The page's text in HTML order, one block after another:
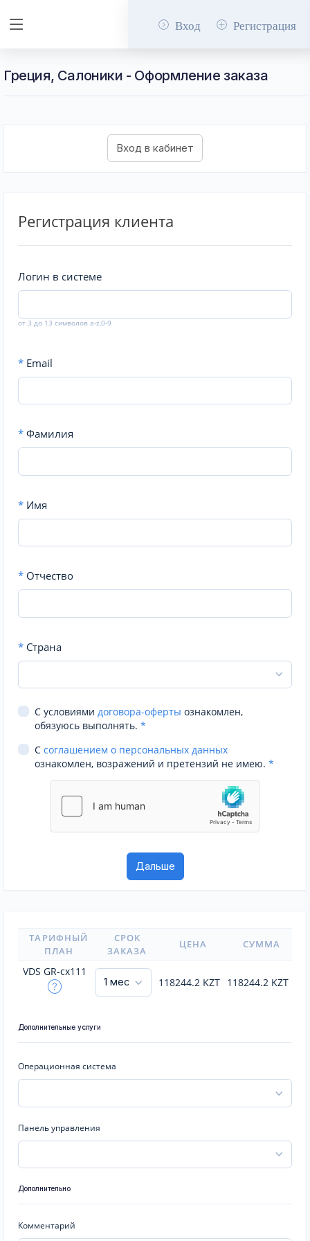
Вход Регистрация
Греция, Салоники - Оформление заказа
Регистрация клиента
Логин в системе
от 3 до 13 символов a-z,0-9
* Email
* Фамилия
* Имя
* Отчество
* Страна
С условиями договора-оферты ознакомлен,
обязуюсь выполнять. *
С соглашением о персональных данных
ознакомлен, возражений и претензий не имею. *
ТАРИФНЫЙ
ПЛАН
СРОК
ЗАКАЗА
ЦЕНА СУММА
VDS GR-cx111
118244.2 KZT 118244.2 KZT
Дополнительные услуги
Операционная система
Панель управления
Дополнительно
Комментарий